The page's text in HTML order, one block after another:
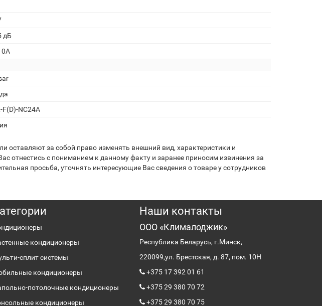
дБ
F(D)-NC24A
оставляют за собой право изменять внешний вид, характеристики и
отнестись с пониманием к данному факту и заранее приносим извинения за
просьба, уточнять интересующие Вас сведения о товаре у сотрудников
кондиционеры
сплит системы
кондиционеры
потолочные кондиционеры
кондиционеры
Наши контакты
ООО «Клималоджик»
Республика Беларусь, г.Минск,
220099,ул. Брестская, д. 87, пом. 10Н
+375 17 392 01 61
+375 29 380 70 72
+375 29 380 70 75